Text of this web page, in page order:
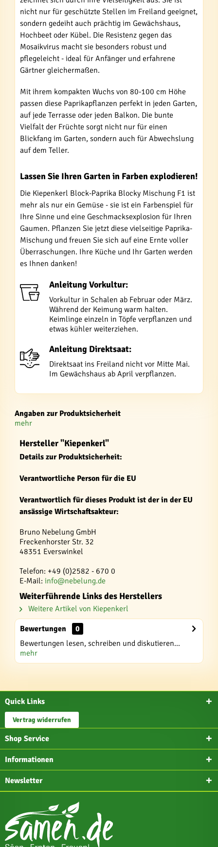
nicht nur für geschützte Stellen im Freiland geeignet,
sondern gedeiht auch prächtig im Gewächshaus,
Hochbeet oder Kübel. Die Resistenz gegen das
Mosaikvirus macht sie besonders robust und
pflegeleicht - ideal für Anfänger und erfahrene
Gärtner gleichermaßen.
Mit ihrem kompakten Wuchs von 80-100 cm Höhe
passen diese Paprikapflanzen perfekt in jeden Garten,
auf jede Terrasse oder jeden Balkon. Die bunte
Vielfalt der Früchte sorgt nicht nur für einen
Blickfang im Garten, sondern auch für Abwechslung
auf dem Teller.
Lassen Sie Ihren Garten in Farben explodieren!
Die Kiepenkerl Block-Paprika Blocky Mischung F1 ist
mehr als nur ein Gemüse - sie ist ein Farbenspiel für
Ihre Sinne und eine Geschmacksexplosion für Ihren
Gaumen. Pflanzen Sie jetzt diese vielseitige Paprika-
Mischung und freuen Sie sich auf eine Ernte voller
Überraschungen. Ihre Küche und Ihr Garten werden
es Ihnen danken!
Anleitung Vorkultur:
Vorkultur in Schalen ab Februar oder März.
Während der Keimung warm halten.
Keimlinge einzeln in Töpfe verpflanzen und
etwas kühler weiterziehen.
Anleitung Direktsaat:
Direktsaat ins Freiland nicht vor Mitte Mai.
Im Gewächshaus ab April verpflanzen.
Angaben zur Produktsicherheit
mehr
Hersteller "Kiepenkerl"
Details zur Produktsicherheit:
Verantwortliche Person für die EU
Verantwortlich für dieses Produkt ist der in der EU
ansässige Wirtschaftsakteur:
Bruno Nebelung GmbH
Freckenhorster Str. 32
48351 Everswinkel
Telefon: +49 (0)2582 - 670 0
E-Mail: info@nebelung.de
Weiterführende Links des Herstellers
Weitere Artikel von Kiepenkerl
Bewertungen
0
Bewertungen lesen, schreiben und diskutieren...
mehr
Quick Links
Vertrag widerrufen
Shop Service
Informationen
Newsletter